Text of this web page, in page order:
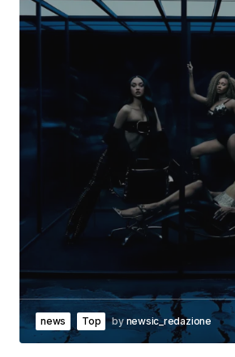
news Top by newsic_redazione